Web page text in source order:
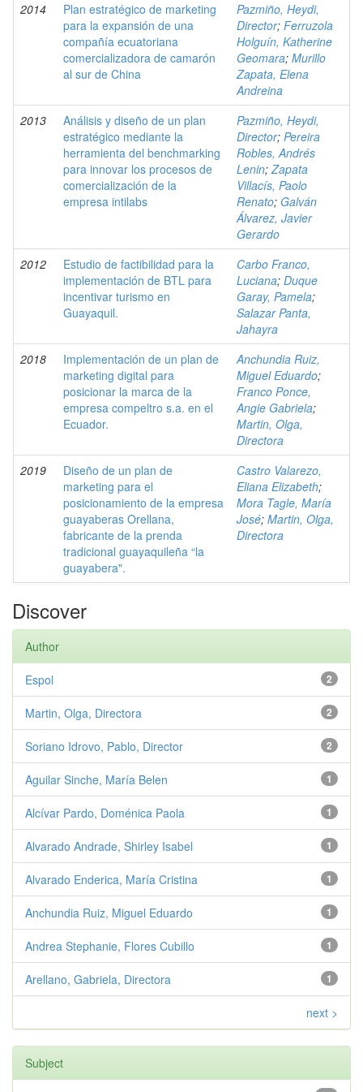
2014
Plan estratégico de marketing
para la expansión de una
compañía ecuatoriana
comercializadora de camarón
al sur de China
Pazmiño, Heydi,
Director; Ferruzola
Holguín, Katherine
Geomara; Murillo
Zapata, Elena
Andreina
2013
Análisis y diseño de un plan
estratégico mediante la
herramienta del benchmarking
para innovar los procesos de
comercialización de la
empresa intilabs
Pazmiño, Heydi,
Director; Pereira
Robles, Andrés
Lenin;Zapata
Villacís, Paolo
Renato; Galván
Álvarez, Javier
Gerardo
2012
Estudio de factibilidad para la
implementación de BTL para
incentivar turismo en
Guayaquil.
Carbo Franco,
Luciana; Duque
Garay, Pamela;
Salazar Panta,
Jahayra
2018
Implementación de un plan de
marketing digital para
posicionar la marca de la
empresa compeltro s.a. en el
Ecuador.
Anchundia Ruiz,
Miguel Eduardo;
Franco Ponce,
Angie Gabriela;
Martin, Olga,
Directora
2019
Diseño de un plan de
marketing para el
posicionamiento de la empresa
guayaberas Orellana,
fabricante de la prenda
tradicional guayaquileña “la
guayabera".
Castro Valarezo,
Eliana Elizabeth;
Mora Tagle, María
José; Martin, Olga,
Directora
Discover
Author
2
Espol
2
Martin, Olga, Directora
2
Soriano Idrovo, Pablo, Director
1
Aguilar Sinche, María Belen
1
Alcívar Pardo, Doménica Paola
1
Alvarado Andrade, Shirley Isabel
1
Alvarado Enderica, María Cristina
1
Anchundia Ruiz, Miguel Eduardo
1
Andrea Stephanie, Flores Cubillo
1
Arellano, Gabriela, Directora
next >
Subject